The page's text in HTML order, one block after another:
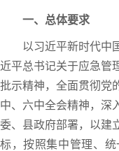
一、总体要求
以习近平新时代中
近平总书记关于应急管
批示精神，全面贯彻党
中、六中全会精神，深
委、县政府部署，以建
标，按照集中管理、